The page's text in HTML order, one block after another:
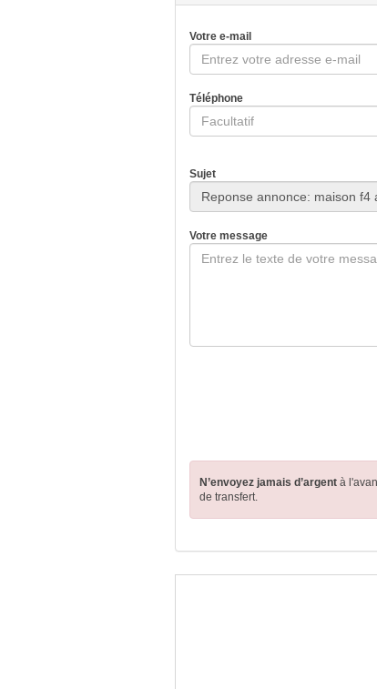
Votre e-mail
Téléphone
Sujet
Votre message
N’envoyez jamais d’argent à
de transfert.